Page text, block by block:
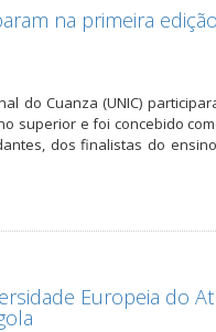
na primeira
do Cuanza (UNIC)
superior e foi concebido
dos finalistas do
Europeia do